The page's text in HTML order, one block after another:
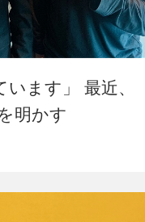
ます」 最近、
明かす